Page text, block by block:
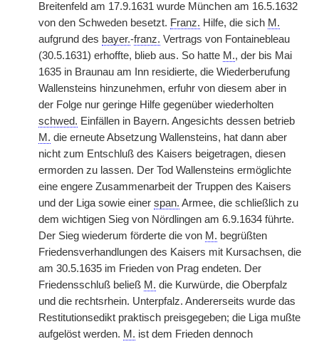
Breitenfeld am 17.9.1631 wurde München am 16.5.1632
von den Schweden besetzt. Franz. Hilfe, die sich M.
aufgrund des bayer.-franz. Vertrags von Fontainebleau
(30.5.1631) erhoffte, blieb aus. So hatte M., der bis Mai
1635 in Braunau am Inn residierte, die Wiederberufung
Wallensteins hinzunehmen, erfuhr von diesem aber in
der Folge nur geringe Hilfe gegenüber wiederholten
schwed. Einfällen in Bayern. Angesichts dessen betrieb
M. die erneute Absetzung Wallensteins, hat dann aber
nicht zum Entschluß des Kaisers beigetragen, diesen
ermorden zu lassen. Der Tod Wallensteins ermöglichte
eine engere Zusammenarbeit der Truppen des Kaisers
und der Liga sowie einer span. Armee, die schließlich zu
dem wichtigen Sieg von Nördlingen am 6.9.1634 führte.
Der Sieg wiederum förderte die von M. begrüßten
Friedensverhandlungen des Kaisers mit Kursachsen, die
am 30.5.1635 im Frieden von Prag endeten. Der
Friedensschluß beließ M. die Kurwürde, die Oberpfalz
und die rechtsrhein. Unterpfalz. Andererseits wurde das
Restitutionsedikt praktisch preisgegeben; die Liga mußte
aufgelöst werden. M. ist dem Frieden dennoch